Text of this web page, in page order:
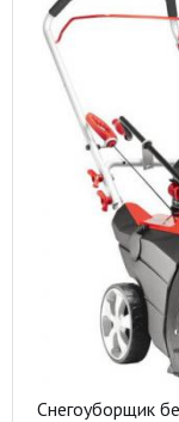
Снегоуборщик